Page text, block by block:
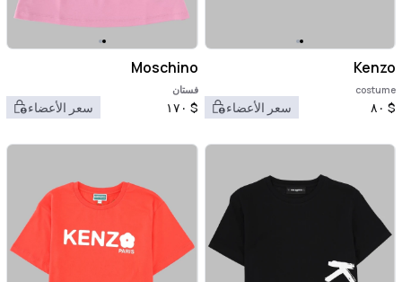
Kenzo
costume
$ ٨٠ سعر الأعضاء
Moschino
فستان
$ ١٧٠ سعر الأعضاء